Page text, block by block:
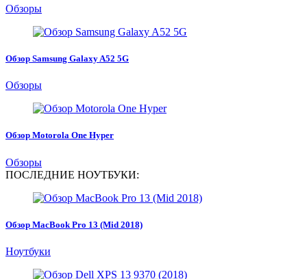
Обзоры
Обзор Samsung Galaxy A52 5G
Обзоры
Обзор Motorola One Hyper
Обзоры
ПОСЛЕДНИЕ НОУТБУКИ:
Обзор MacBook Pro 13 (Mid 2018)
Ноутбуки